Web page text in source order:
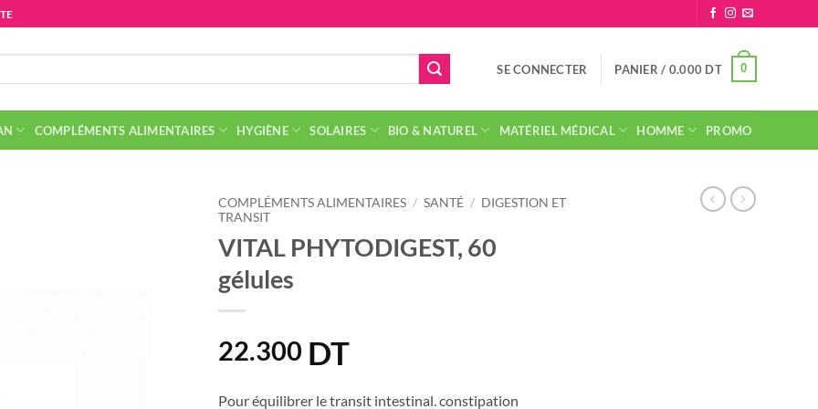
SE CONNECTER PANIER / 0.000 DT 0
COMPLÉMENTS ALIMENTAIRES HYGIÈNE SOLAIRES BIO & NATUREL MATÉRIEL MÉDICAL HOMME PROMO
COMPLÉMENTS ALIMENTAIRES / SANTÉ / DIGESTION ET
TRANSIT
VITAL PHYTODIGEST, 60
gélules
22.300 DT
Pour équilibrer le transit intestinal. constipation